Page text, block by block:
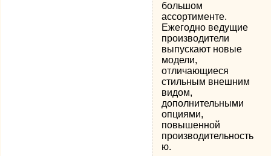
большом
ассортименте.
Ежегодно ведущие
производители
выпускают новые
модели,
отличающиеся
стильным внешним
видом,
дополнительными
опциями,
повышенной
производительность
ю.